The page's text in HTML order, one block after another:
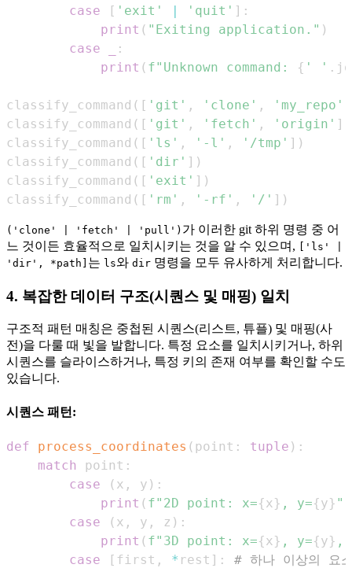
case
[ 'exit' | 'quit' ] :
print ( "Exiting application." )
case
:
print ( f"Unknown command: { ' ' .
classify_command ( [ 'git' , 'clone' , 'my_repo'
classify_command ( [ 'git' , 'fetch' , 'origin' ]
classify_command ( [ 'ls' , '-l' , '/tmp' ] )
classify_command ( [ 'dir' ] )
classify_command ( [ 'exit' ] )
classify_command ( [ 'rm' , '-rf' , '/' ] )
('clone' | 'fetch' | 'pull') 가 이러한 git 하위 명령 중 어
느 것이든 효율적으로 일치시키는 것을 알 수 있으며,
['ls' |
'dir', *path] 는 ls와 dir 명령을 모두 유사하게 처리합니다.
4. 복잡한 데이터 구조(시퀀스 및 매핑) 일치
구조적 패턴 매칭은 중첩된 시퀀스(리스트, 튜플) 및 매핑(사
전)을 다룰 때 빛을 발합니다. 특정 요소를 일치시키거나, 하위
시퀀스를 슬라이스하거나, 특정 키의 존재 여부를 확인할 수도
있습니다.
시퀀스 패턴:
def process_coordinates ( point : tuple ) :
match
point :
case
( x , y ) :
print ( f"2D point: x={x} , y={y} "
case
( x , y , z ) :
print ( f"3D point: x={x} , y={y} ,
case
[ first , * rest ] :
# 하나 이상의 요